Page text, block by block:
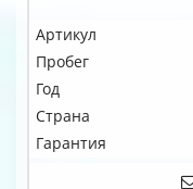
Артикул
Пробег
Год
Страна
Гарантия